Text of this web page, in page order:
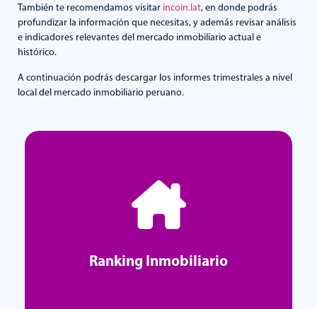
También te recomendamos visitar incoin.lat, en donde podrás
profundizar la información que necesitas, y además revisar análisis
e indicadores relevantes del mercado inmobiliario actual e
histórico.
A continuación podrás descargar los informes trimestrales a nivel
local del mercado inmobiliario peruano.
Ranking Inmobiliario